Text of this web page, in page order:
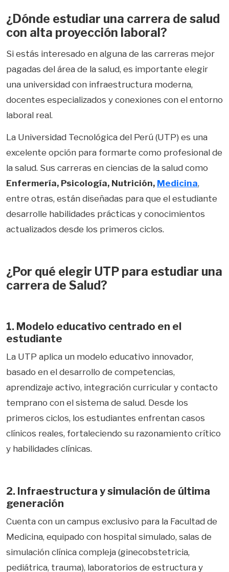
¿Dónde estudiar una carrera de salud
con alta proyección laboral?
Si estás interesado en alguna de las carreras mejor
pagadas del área de la salud, es importante elegir
una universidad con infraestructura moderna,
docentes especializados y conexiones con el entorno
laboral real.
La Universidad Tecnológica del Perú (UTP) es una
excelente opción para formarte como profesional de
la salud. Sus carreras en ciencias de la salud como
Enfermería, Psicología, Nutrición, Medicina,
entre otras, están diseñadas para que el estudiante
desarrolle habilidades prácticas y conocimientos
actualizados desde los primeros ciclos.
¿Por qué elegir UTP para estudiar una
carrera de Salud?
1. Modelo educativo centrado en el
estudiante
La UTP aplica un modelo educativo innovador,
basado en el desarrollo de competencias,
aprendizaje activo, integración curricular y contacto
temprano con el sistema de salud. Desde los
primeros ciclos, los estudiantes enfrentan casos
clínicos reales, fortaleciendo su razonamiento crítico
y habilidades clínicas.
2. Infraestructura y simulación de última
generación
Cuenta con un campus exclusivo para la Facultad de
Medicina, equipado con hospital simulado, salas de
simulación clínica compleja (ginecobstetricia,
pediátrica, trauma), laboratorios de estructura y